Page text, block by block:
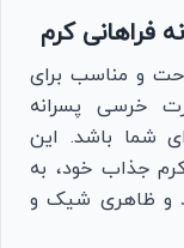
فراهانی کرم
و مناسب برای
خرسی پسرانه
شما باشد. این
جذاب خود، به
و ظاهری شیک و